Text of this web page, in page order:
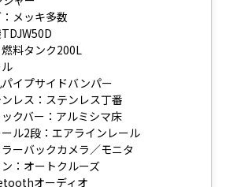
メッキ多数
料タンク200L
イプサイドバンパー
レス：ステンレス丁番
クバー：アルミシマ床
ル2段：エアラインレール
ーバックカメラ／モニタ
：オートクルーズ
オーディオ